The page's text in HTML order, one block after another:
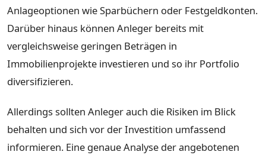
Anlageoptionen wie Sparbüchern oder Festgeldkonten.
Darüber hinaus können Anleger bereits mit
vergleichsweise geringen Beträgen in
Immobilienprojekte investieren und so ihr Portfolio
diversifizieren.
Allerdings sollten Anleger auch die Risiken im Blick
behalten und sich vor der Investition umfassend
informieren. Eine genaue Analyse der angebotenen